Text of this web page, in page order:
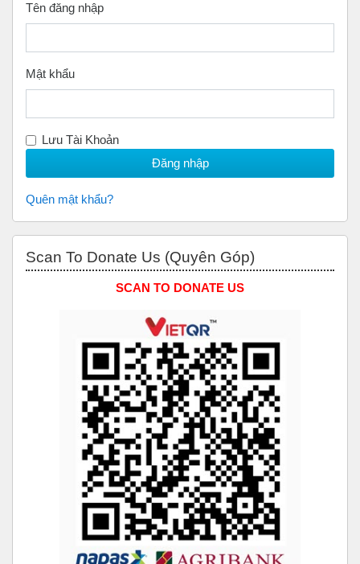
Tên đăng nhập
Mật khẩu
Lưu Tài Khoản
Quên mật khẩu?
Scan To Donate Us (Quyên Góp)
SCAN TO DONATE US